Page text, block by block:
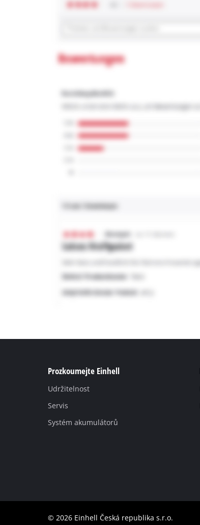
Prozkoumejte Einhell
Udržitelnost
Servis
Systém akumulátorů
© 2026 Einhell Česká republika s.r.o.